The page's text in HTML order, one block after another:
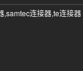
,samtec连接器,te连接器